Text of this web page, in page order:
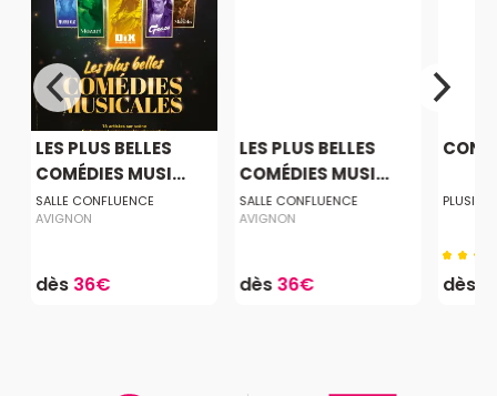
LES PLUS BELLES
COMÉDIES MUSI...
SALLE CONFLUENCE
AVIGNON
dès 36€
LES PLUS BELLES
COMÉDIES MUSI...
SALLE CONFLUENCE
AVIGNON
dès36€ dès